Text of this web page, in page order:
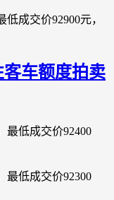
成交价92900元，
客车额度拍卖
最低成交价92400
最低成交价92300